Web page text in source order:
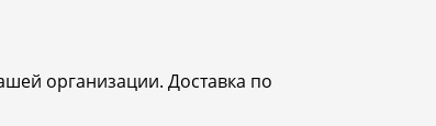
организации. Доставка по